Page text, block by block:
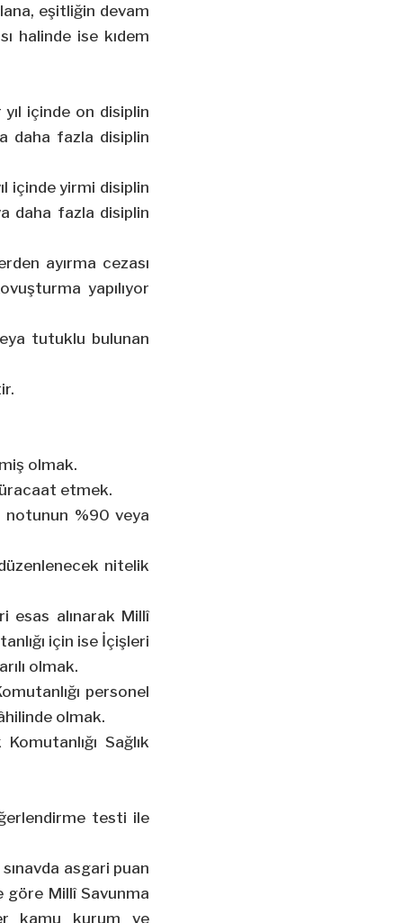
eşitliğin devam
halinde ise kıdem
içinde on disiplin
daha fazla disiplin
içinde yirmi disiplin
daha fazla disiplin
ayırma cezası
yapılıyor
tutuklu bulunan
olmak.
etmek.
notunun %90 veya
nitelik
esas alınarak Millî
için ise İçişleri
olmak.
personel
olmak.
Sağlık
testi ile
sınavda asgari puan
göre Millî Savunma
kamu kurum ve